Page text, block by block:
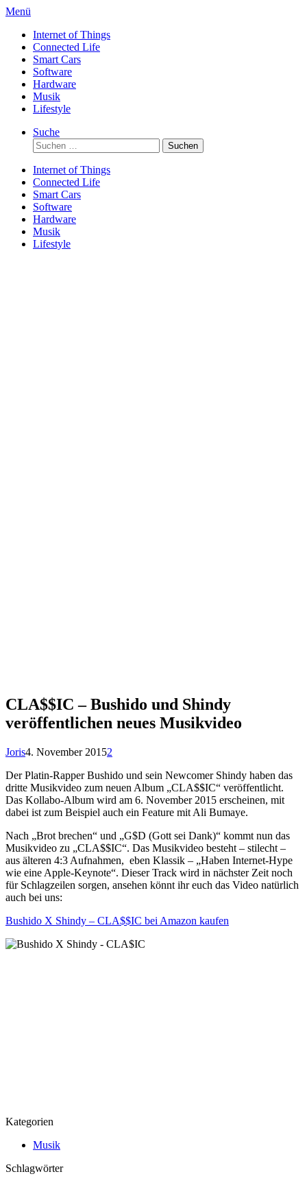
Direkt
Inhalt
Menü
Internet of Things
Connected Life
Smart Cars
Software
Hardware
Musik
Lifestyle
Suche
Suchen
nach:
Internet of Things
Connected Life
Smart Cars
Software
Hardware
Musik
Lifestyle
CLA$$IC – Bushido und Shindy
veröffentlichen neues Musikvideo
Joris4. November 20152
Der Platin-Rapper Bushido und sein Newcomer Shindy haben das
dritte Musikvideo zum neuen Album „CLA$$IC“ veröffentlicht.
Das Kollabo-Album wird am 6. November 2015 erscheinen, mit
dabei ist zum Beispiel auch ein Feature mit Ali Bumaye.
Nach „Brot brechen“ und „G$D (Gott sei Dank)“ kommt nun das
Musikvideo zu „CLA$$IC“. Das Musikvideo besteht – stilecht –
aus älteren 4:3 Aufnahmen, eben Klassik – „Haben Internet-Hype
wie eine Apple-Keynote“. Dieser Track wird in nächster Zeit noch
für Schlagzeilen sorgen, ansehen könnt ihr euch das Video natürlich
auch bei uns:
Bushido X Shindy – CLA$$IC bei Amazon kaufen
Kategorien
Musik
Schlagwörter